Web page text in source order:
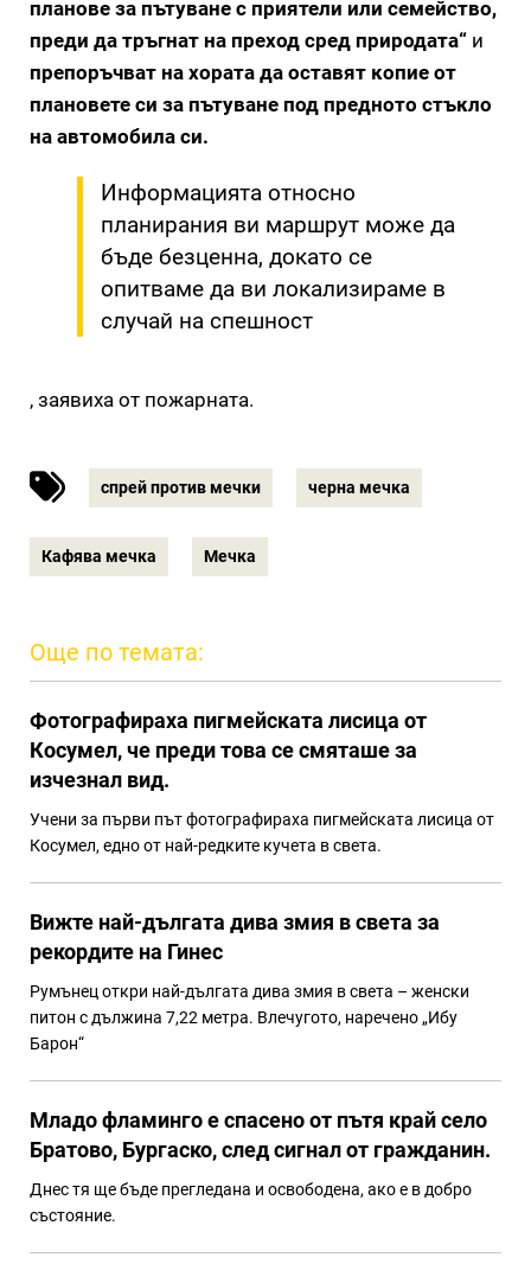
планове за пътуване с приятели или семейство,
преди да тръгнат на преход сред природата“ и
препоръчват на хората да оставят копие от
плановете си за пътуване под предното стъкло
на автомобила си.
Информацията относно
планирания ви маршрут може да
бъде безценна, докато се
опитваме да ви локализираме в
случай на спешност
, заявиха от пожарната.
спрей против мечки черна мечка
Кафява мечка Мечка
Още по темата:
Фотографираха пигмейската лисица от
Косумел, че преди това се смяташе за
изчезнал вид.
Учени за първи път фотографираха пигмейската лисица от
Косумел, едно от най-редките кучета в света.
Вижте най-дългата дива змия в света за
рекордите на Гинес
Румънец откри най-дългата дива змия в света – женски
питон с дължина 7,22 метра. Влечугото, наречено „Ибу
Барон“
Младо фламинго е спасено от пътя край село
Братово, Бургаско, след сигнал от гражданин.
Днес тя ще бъде прегледана и освободена, ако е в добро
състояние.